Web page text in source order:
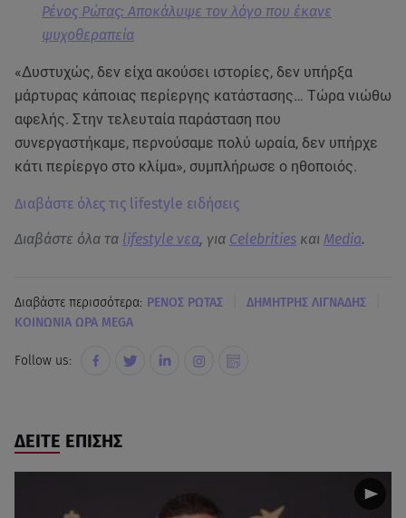
Ρένος Ρώτας: Aποκάλυψε τον λόγο που έκανε
ψυχοθεραπεία
«Δυστυχώς, δεν είχα ακούσει ιστορίες, δεν υπήρξα
μάρτυρας κάποιας περίεργης κατάστασης… Τώρα νιώθω
αφελής. Στην τελευταία παράσταση που
συνεργαστήκαμε, περνούσαμε πολύ ωραία, δεν υπήρχε
κάτι περίεργο στο κλίμα», συμπλήρωσε ο ηθοποιός.
Διαβάστε όλες τις lifestyle ειδήσεις
Διαβάστε όλα τα lifestyle νεα, για Celebrities και Media.
Διαβάστε περισσότερα: ΡΕΝΟΣ ΡΩΤΑΣ ΔΗΜΗΤΡΗΣ ΛΙΓΝΑΔΗΣ
ΚΟΙΝΩΝΙΑ ΩΡΑ MEGA
Follow us:
ΔΕΙΤΕ ΕΠΙΣΗΣ